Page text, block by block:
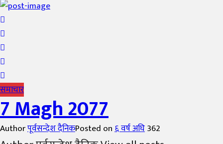
समाचार
7 Magh 2077
Authorपूर्वसन्देश दैनिकPosted on६ वर्ष अघि362